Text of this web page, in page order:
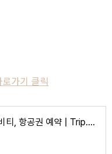
가기 클릭
트립닷컴 | 호텔, 액티비티, 항공권 예약 | Trip.com